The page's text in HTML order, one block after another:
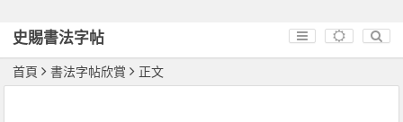
史賜書法字帖
首頁 書法字帖欣賞 正文